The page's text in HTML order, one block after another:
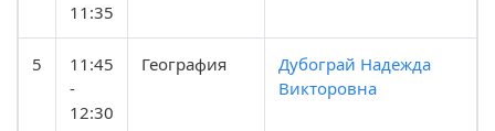
11:35
5
11:45
-
12:30
География
Дубограй Надежда
Викторовна